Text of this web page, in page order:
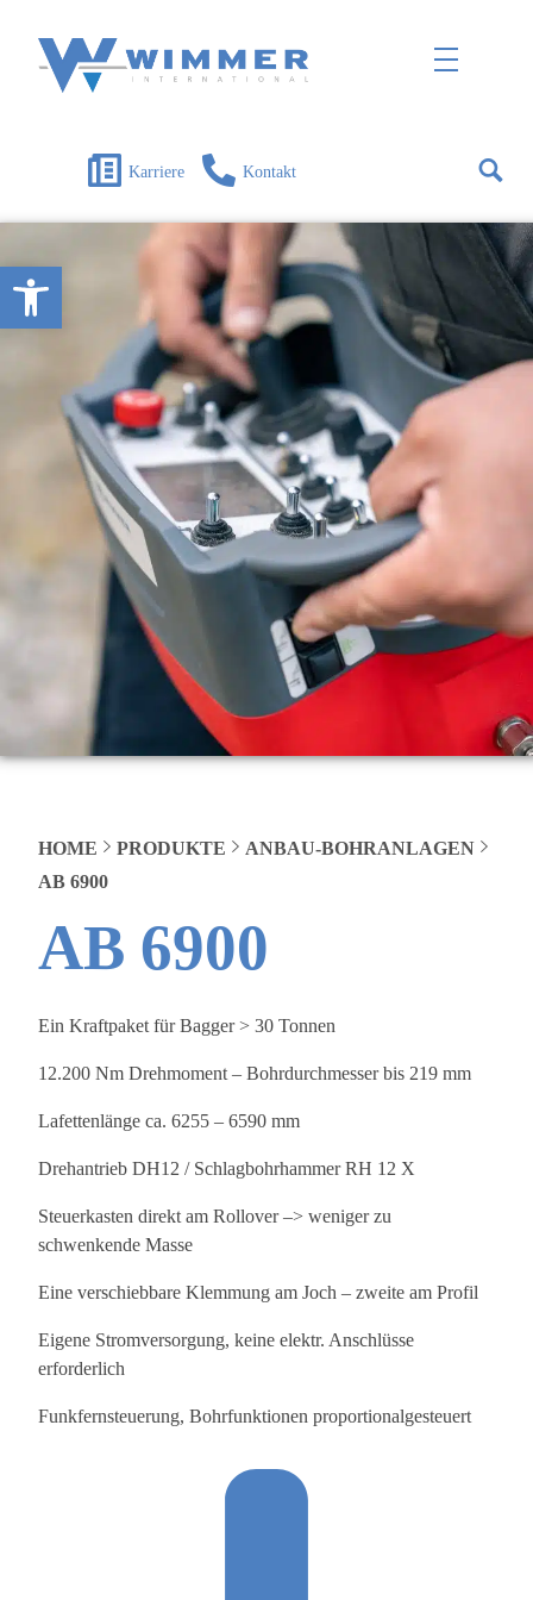
Open toolbar
Karriere Kontakt
HOME PRODUKTE
ANBAU-BOHRANLAGEN
AB 6900
AB 6900
Ein Kraftpaket für Bagger > 30 Tonnen
12.200 Nm Drehmoment – Bohrdurchmesser bis 219 mm
Lafettenlänge ca. 6255 – 6590 mm
Drehantrieb DH12 / Schlagbohrhammer RH 12 X
Steuerkasten direkt am Rollover –> weniger zu
schwenkende Masse
Eine verschiebbare Klemmung am Joch – zweite am Profil
Eigene Stromversorgung, keine elektr. Anschlüsse
erforderlich
Funkfernsteuerung, Bohrfunktionen proportionalgesteuert